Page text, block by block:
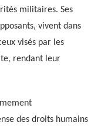
militaires. Ses
vivent dans
visés par les
rendant leur
des droits humains